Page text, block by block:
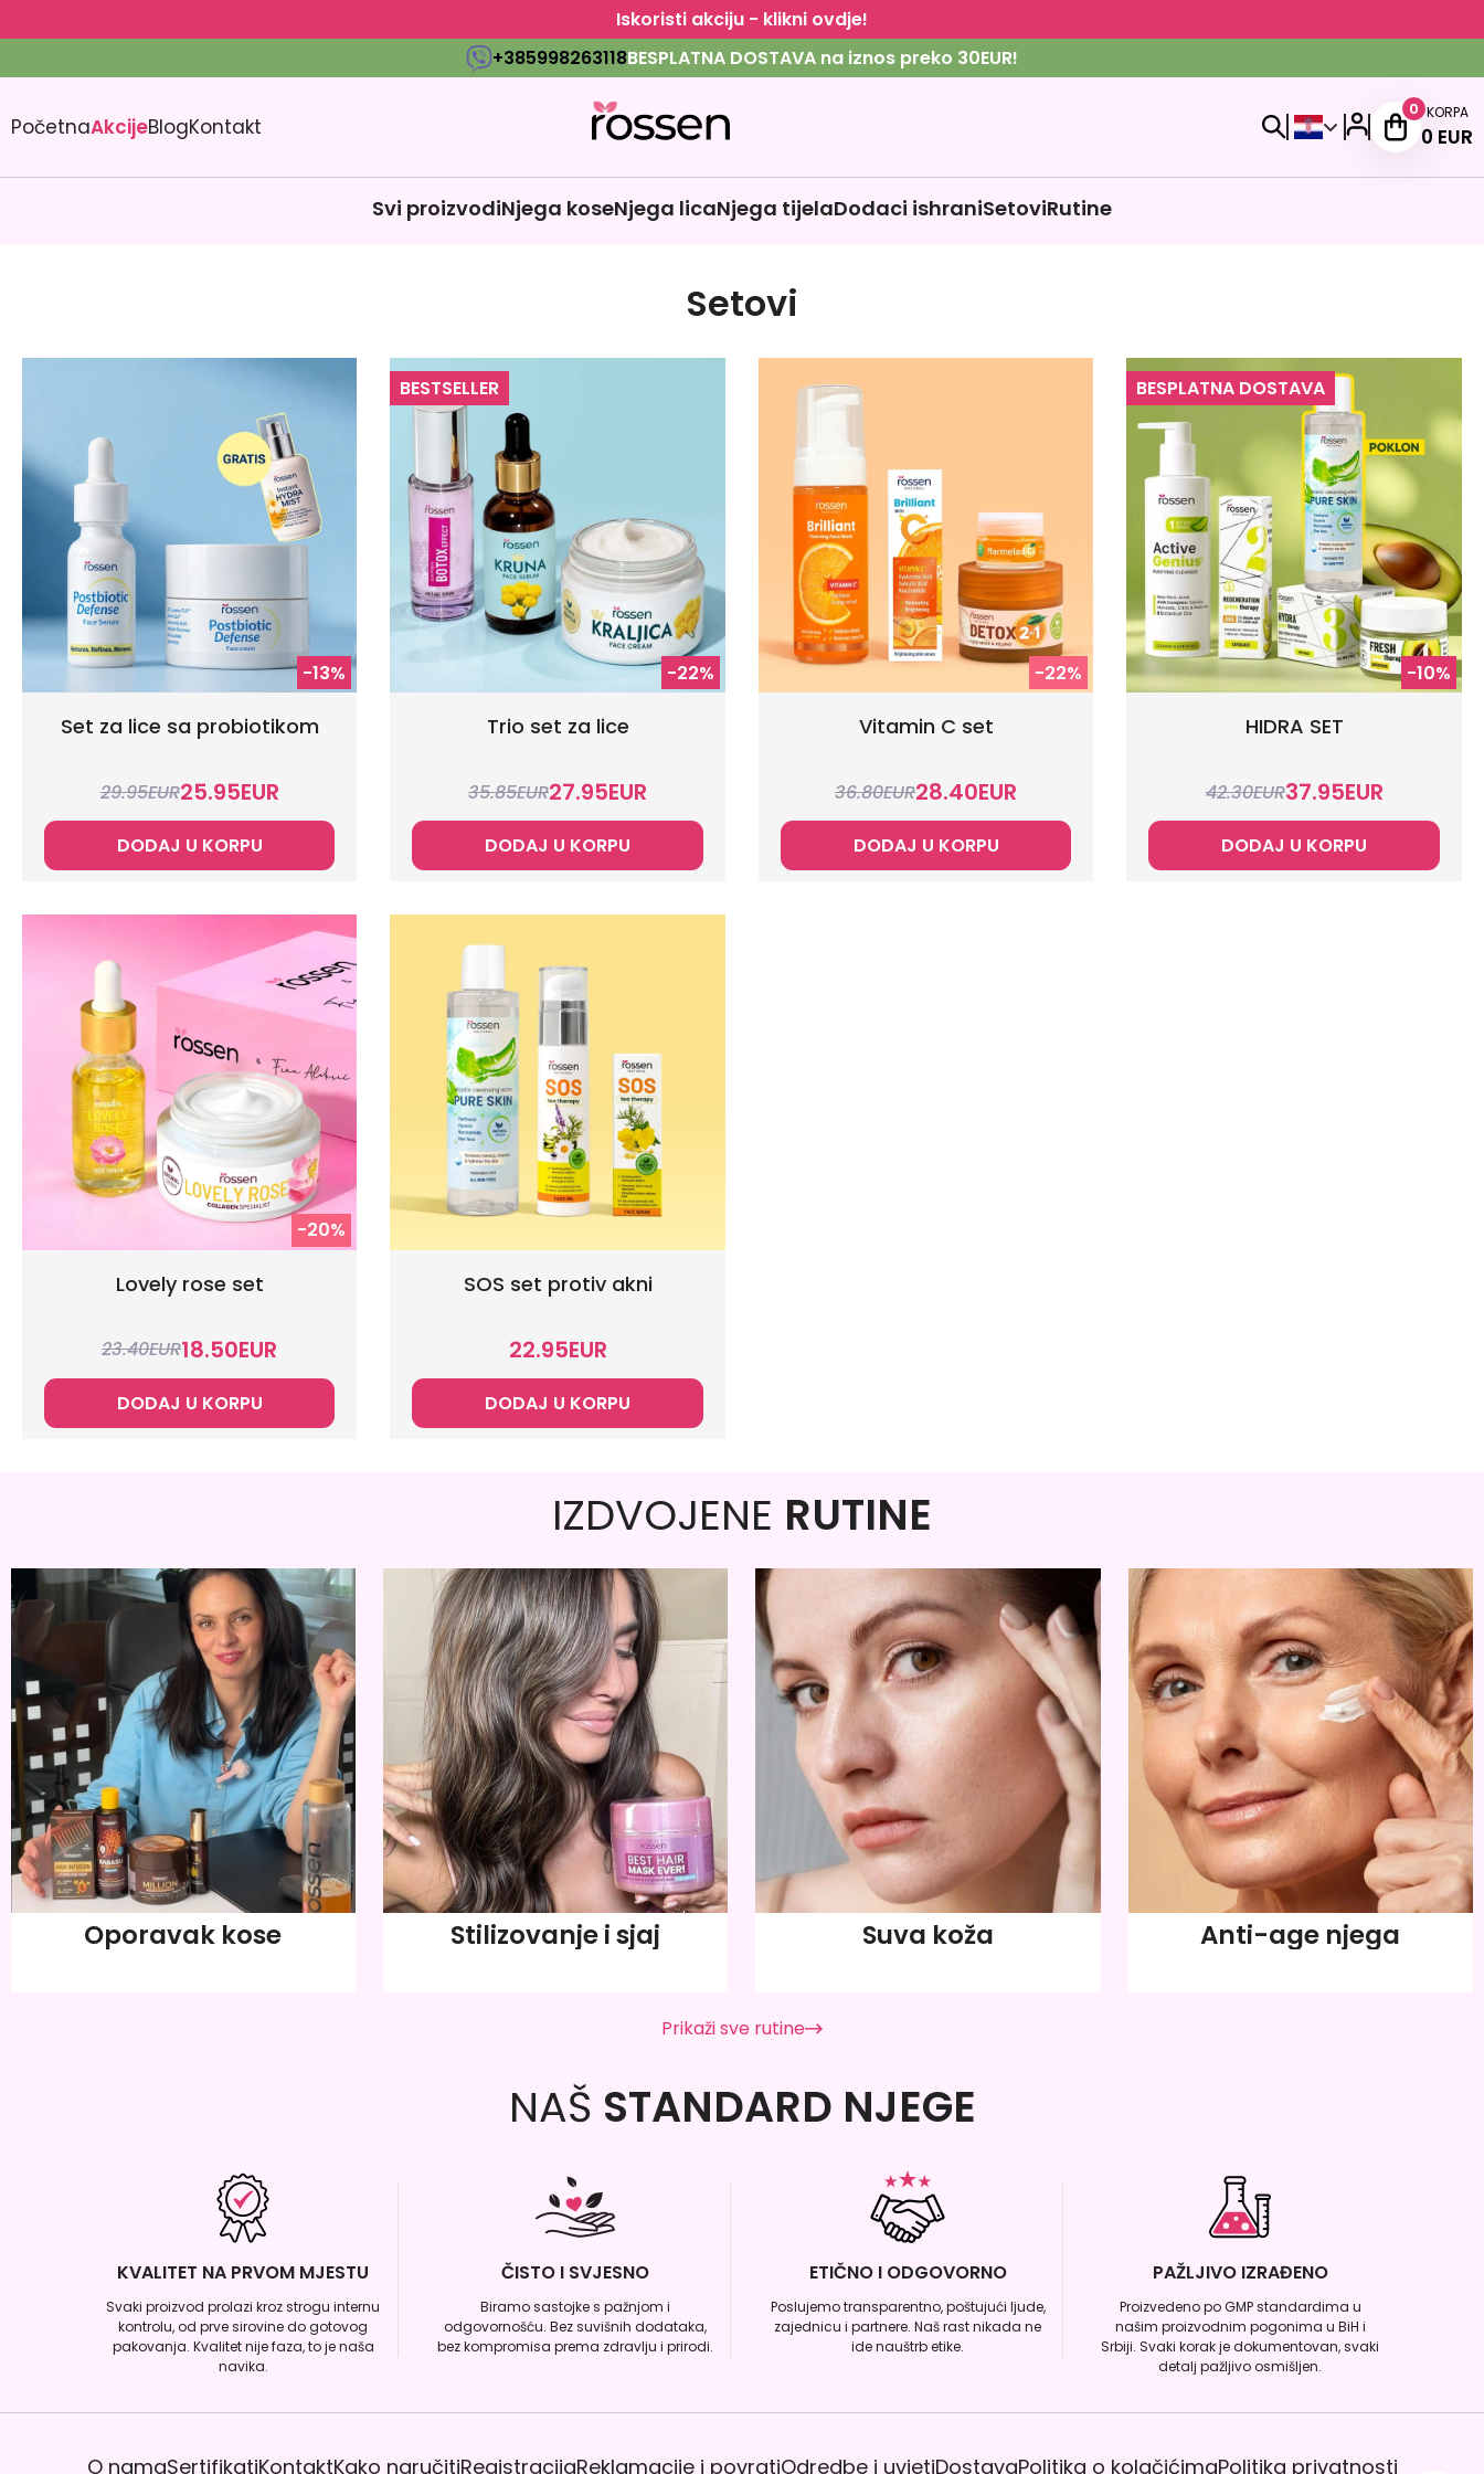
Iskoristi akciju - klikni ovdje!
+385998263118BESPLATNA DOSTAVA na iznos preko 30EUR!
PočetnaAkcijeBlogKontakt
0 KORPA
0 EUR
Svi proizvodiNjega koseNjega licaNjega tijelaDodaci ishraniSetoviRutine
Setovi
-13%
Set za lice sa probiotikom
29.95EUR25.95EUR
DODAJ U KORPU
BESTSELLER
-22%
Trio set za lice
35.85EUR27.95EUR
DODAJ U KORPU
-22%
Vitamin C set
36.80EUR28.40EUR
DODAJ U KORPU
BESPLATNA DOSTAVA
-10%
HIDRA SET
42.30EUR37.95EUR
DODAJ U KORPU
-20%
Lovely rose set
23.40EUR18.50EUR
DODAJ U KORPU
SOS set protiv akni
22.95EUR
DODAJ U KORPU
IZDVOJENE RUTINE
Oporavak kose Stilizovanje i sjaj Suva koža Anti-age njega
Prikaži sve rutine
NAŠ STANDARD NJEGE
KVALITET NA PRVOM MJESTU
Svaki proizvod prolazi kroz strogu internu
kontrolu, od prve sirovine do gotovog
pakovanja. Kvalitet nije faza, to je naša
navika.
ČISTO I SVJESNO
Biramo sastojke s pažnjom i
odgovornošću. Bez suvišnih dodataka,
bez kompromisa prema zdravlju i prirodi.
ETIČNO I ODGOVORNO
Poslujemo transparentno, poštujući ljude,
zajednicu i partnere. Naš rast nikada ne
ide nauštrb etike.
PAŽLJIVO IZRAĐENO
Proizvedeno po GMP standardima u
našim proizvodnim pogonima u BiH i
Srbiji. Svaki korak je dokumentovan, svaki
detalj pažljivo osmišljen.
O namaSertifikatiKontaktKako naručitiRegistracijaReklamacije i povratiOdredbe i uvjetiDostavaPolitika o kolačićimaPolitika privatnosti